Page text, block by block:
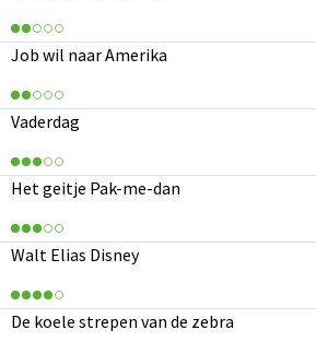
Job wil naar Amerika
Vaderdag
Het geitje Pak-me-dan
Walt Elias Disney
De koele strepen van de zebra